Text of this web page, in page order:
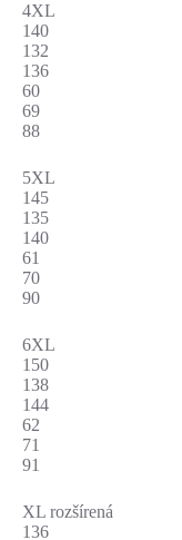
4XL
140
132
136
60
69
88
5XL
145
135
140
61
70
90
6XL
150
138
144
62
71
91
XL rozšírená
136